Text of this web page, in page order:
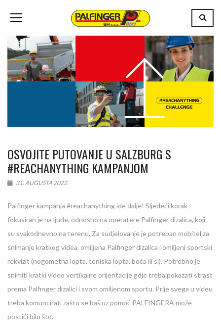
OSVOJITE PUTOVANJE U SALZBURG S
#REACHANYTHING KAMPANJOM
31. AUGUSTA 2022.
Palfinger kampanja #reachanything ide dalje! Sljedeći korak
fokusiran je na ljude, odnosno na operatere Palfinger dizalica, koji
su svakodnevno na terenu. Za sudjelovanje je potreban mobitel za
snimanje kratkog videa, omiljena Palfinger dizalica i omiljeni sportski
rekvizit (nogometna lopta, teniska lopta, boća ili sl). Potrebno je
snimiti kratki video vertikalne orijentacije gdje treba pokazati strast
prema Palfinger dizalici i svom omiljenom sportu. Prije svega u videu
treba komuncirati zašto se baš uz pomoć PALFINGERA može
postići bilo što.